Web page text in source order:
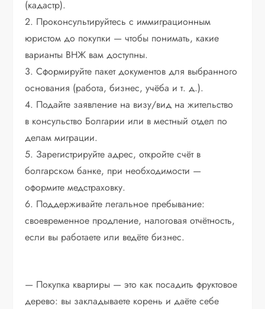
(кадастр).
2. Проконсультируйтесь с иммиграционным
юристом до покупки — чтобы понимать, какие
варианты ВНЖ вам доступны.
3. Сформируйте пакет документов для выбранного
основания (работа, бизнес, учёба и т. д.).
4. Подайте заявление на визу/вид на жительство
в консульство Болгарии или в местный отдел по
делам миграции.
5. Зарегистрируйте адрес, откройте счёт в
болгарском банке, при необходимости —
оформите медстраховку.
6. Поддерживайте легальное пребывание:
своевременное продление, налоговая отчётность,
если вы работаете или ведёте бизнес.
— Покупка квартиры — это как посадить фруктовое
дерево: вы закладываете корень и даёте себе